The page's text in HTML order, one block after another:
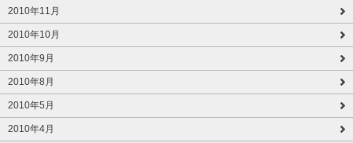
2010年11月
2010年10月
2010年9月
2010年8月
2010年5月
2010年4月